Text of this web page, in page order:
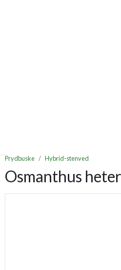
Prydbuske Hybrid-stenved
Osmanthus